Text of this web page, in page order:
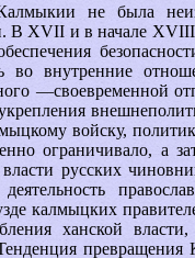
не была
В XVII и в начале
во внутренние
—своевременной
войску,
ограничивало, а
русских
калмыцких
ханской